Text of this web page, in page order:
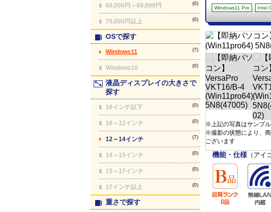
60,000円～69,999円 (0)
70,000円以上 (0)
OSで探す
Windows11 (7)
Windows10 (0)
液晶ディスプレイの大きさで
探す
10インチ以下 (0)
10～12インチ (0)
12～14インチ (7)
14～15インチ (0)
15～17インチ (0)
17インチ以上 (0)
重さで探す
Windows11 Pro Intel
※上記の写真はサンプ
※撮影の状態により、
ございます
機能・仕様 （アイ